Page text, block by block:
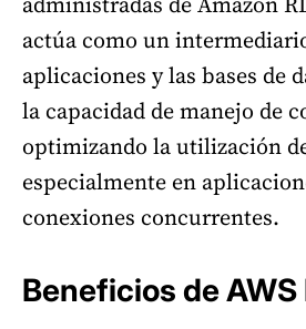
actúa como un
aplicaciones y las bases de
la capacidad de manejo de
optimizando la utilización
especialmente en
conexiones concurrentes.
Beneficios de AWS